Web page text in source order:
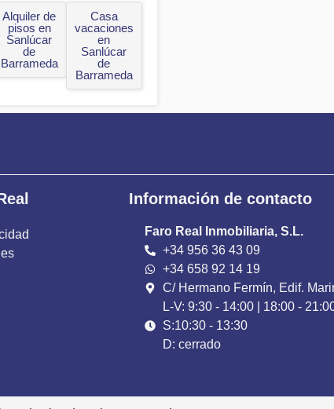
Alquiler de
pisos en
Sanlúcar
de
Barrameda
Casa
vacaciones
en
Sanlúcar
de
Barrameda
Información de contacto
Faro Real Inmobiliaria, S.L.
+34 956 36 43 09
+34 658 92 14 19
C/ Hermano Fermín, Edif.
L-V: 9:30 - 14:00 | 18:00 -
S:10:30 - 13:30
D: cerrado